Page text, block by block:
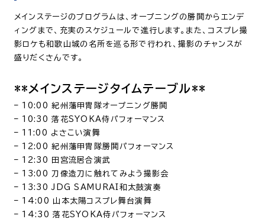
メインステージのプログラムは、オープニングの勝鬨からエンデ
ィングまで、充実のスケジュールで進行します。また、コスプレ撮
影ロケも和歌山城の名所を巡る形で行われ、撮影のチャンスが
盛りだくさんです。
**メインステージタイムテーブル**
– 10:00 紀州藩甲冑隊オープニング勝鬨
– 10:30 落花SYOKA侍パフォーマンス
– 11:00 よさこい演舞
– 12:00 紀州藩甲冑隊勝鬨パフォーマンス
– 12:30 田宮流居合演武
– 13:00 刀像造刀に触れてみよう撮影会
– 13:30 JDG SAMURAI和太鼓演奏
– 14:00 山本太陽コスプレ舞台演舞
– 14:30 落花SYOKA侍パフォーマンス